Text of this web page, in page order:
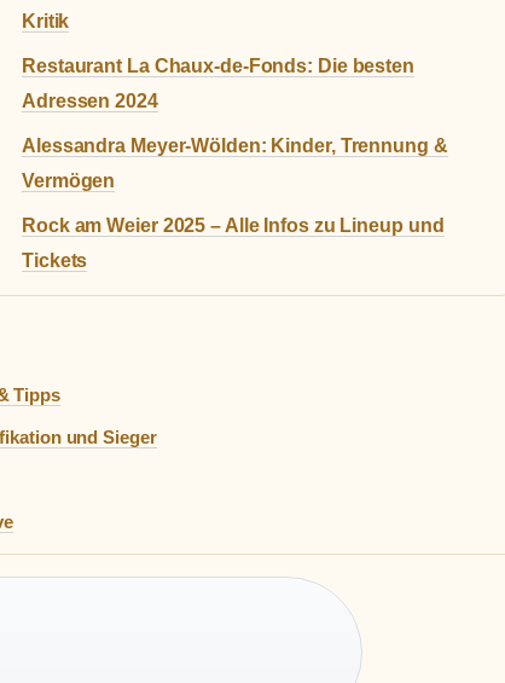
Kritik
Restaurant La Chaux-de-Fonds: Die besten
Adressen 2024
Alessandra Meyer-Wölden: Kinder, Trennung &
Vermögen
Rock am Weier 2025 – Alle Infos zu Lineup und
Tickets
Tipps
und Sieger